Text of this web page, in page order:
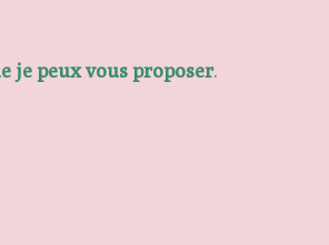
je peux vous proposer.